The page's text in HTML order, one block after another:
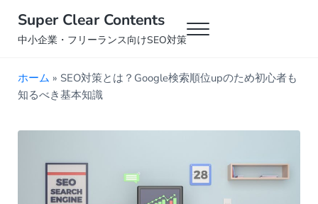
Super Clear Contents
中小企業・フリーランス向けSEO対策 Menu
ホーム » SEO対策とは？Google検索順位upのため初心者も
知るべき基本知識